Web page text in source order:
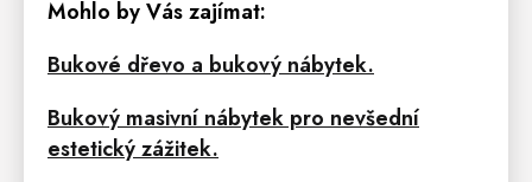
Mohlo by Vás zajímat:
Bukové dřevo a bukový nábytek.
Bukový masivní nábytek pro nevšední
estetický zážitek.